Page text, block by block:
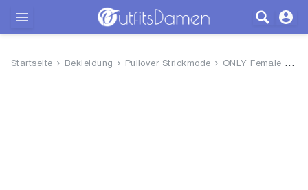
Startseite Bekleidung Pullover Strickmode ONLY Female Strickpullover ONL...